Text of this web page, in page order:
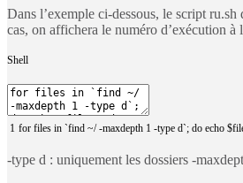
Dans l’exemple ci-dessous, le script
cas, on affichera le numéro d’exécution
Shell
1 for files in `find ~/ -maxdepth 1 -type d`; do echo $
-type d : uniquement les dossiers -